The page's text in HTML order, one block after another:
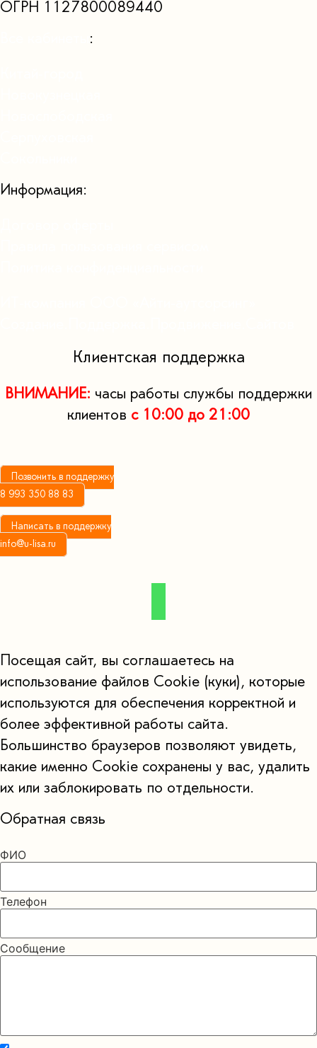
ОГРН 1127800089440
:
Информация:
Клиентская поддержка
ВНИМАНИЕ: часы работы службы поддержки
клиентов с 10:00 до 21:00
Позвонить в поддержку
8 993 350 88 83
Написать в поддержку
info@u-lisa.ru
Посещая сайт, вы соглашаетесь на
использование файлов Cookie (куки), которые
используются для обеспечения корректной и
более эффективной работы сайта.
Большинство браузеров позволяют увидеть,
какие именно Cookie сохранены у вас, удалить
их или заблокировать по отдельности.
Обратная связь
ФИО
Телефон
Сообщение